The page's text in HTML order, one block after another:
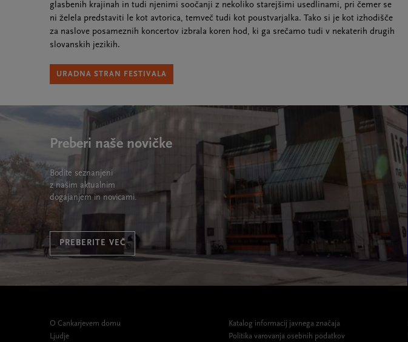
glasbenih krajinah in tudi njenimi soočanji z nekoliko starejšimi usedlinami, pri čemer se
ni želela predstaviti le kot avtorica, temveč tudi kot poustvarjalka. Tako si je kot izhodišče
za naslove posameznih koncertov izbrala koren hod, ki ga srečamo tudi v nekaterih drugih
slovanskih jezikih.
URADNA STRAN FESTIVALA
Preberi naše novičke
Bodite seznanjeni
z našim aktualnim
dogajanjem in novicami.
PREBERITE VEČ
O Cankarjevem domu
Ljudje
Katalog informacij javnega značaja
Politika varovanja osebnih podatkov